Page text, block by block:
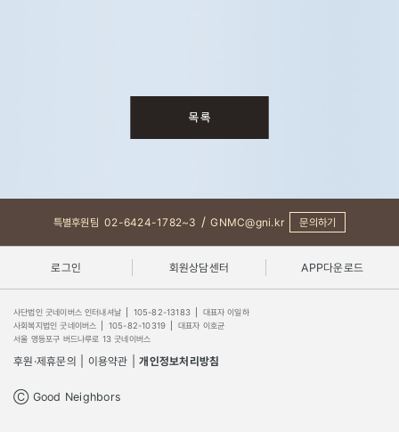
특별후원팀 02-6424-1782~3 / GNMC@gni.kr 문의하기
로그인 회원상담센터 APP다운로드
사단법인 굿네이버스 인터내셔날 105-82-13183
대표자 이일하
사회복지법인 굿네이버스
105-82-10319
대표자 이호균
서울 영등포구 버드나루로 13 굿네이버스
후원·제휴문의 이용약관 개인정보처리방침
Ⓒ Good Neighbors